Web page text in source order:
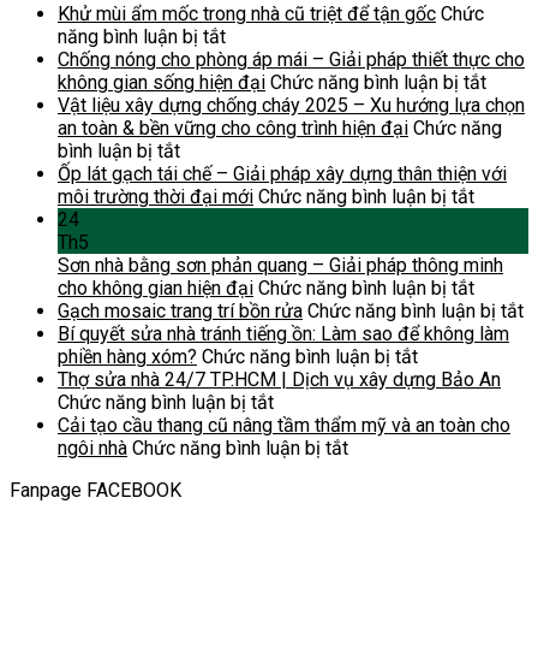
hỏng
lớn,
tiết
kiệm
chi
phí
phòng
làm
việc
tại
nhà:
Những
cần
biết
sửa
cho
người
lớn
tuổi:
Những
điều
bắt
buộc
phải
sửa
nhà
cách
trần
mà
không
đập
bộ
lực
tầm
quan
trọng
khi
tạo
nhà?
Nhà
tiền
chế
dân
dụng
hiện
đại
tiết
kiệm
phí
và
thời
gian
nhưng
bền
vững
sang
trọng
Khử mùi ẩm mốc trong nhà cũ triệt để tận gốc Chức
năng bình luận bị tắtở
Khử
mùi
ẩm
mốc
nhà
cũ
tận
gốc
Chống nóng cho phòng áp mái – Giải pháp thiết thực cho
không gian sống hiện đại Chức năng bình luận bị tắtở
Chống
nóng
phòng
Giải
thiết
thực
không
sống
Vật liệu xây dựng chống cháy 2025 – Xu hướng lựa chọn
an toàn & bền vững cho công trình hiện đại Chức năng
bình luận bị tắtở
Vật
liệu
chống
cháy
2025
–
Xu
hướng
lựa
chọn
an
&
Ốp lát gạch tái chế – Giải pháp xây dựng thân thiện với
môi trường thời đại mới Chức năng bình luận bị tắtở
gạch
tái
chế
–
pháp
dựng
24
Th5
Sơn nhà bằng sơn phản quang – Giải pháp thông minh
cho không gian hiện đại Chức năng bình luận bị tắtở
Sơn
nhà
sơn
quang
Gạch mosaic trang trí bồn rửa Chức năng bình luận bị tắtở
Bí quyết sửa nhà tránh tiếng ồn: Làm sao để không làm
phiền hàng xóm? Chức năng bình luận bị tắtở
Bí
sửa
Thợ sửa nhà 24/7 TP.HCM | Dịch vụ xây dựng Bảo An
Chức năng bình luận bị tắtở
Thợ
sửa
Cải tạo cầu thang cũ nâng tầm thẩm mỹ và an toàn cho
ngôi nhà Chức năng bình luận bị tắtở
Fanpage FACEBOOK